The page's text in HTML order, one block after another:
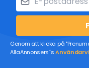
Genom att klicka på
AllaAnnonsers´s